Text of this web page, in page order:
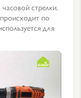
стрелки.
по
для